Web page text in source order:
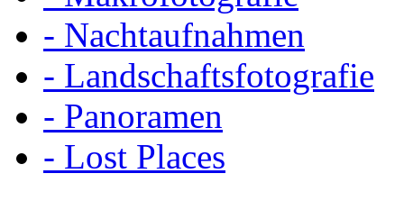
- Nachtaufnahmen
- Landschaftsfotografie
- Panoramen
- Lost Places